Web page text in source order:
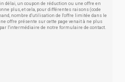
délai, un coupon de réduction ou une offre en
plus, et cela, pour différentes raisons (code
nombre d'utilisation de l'offre limitée dans le
offre présente sur cette page venait à ne plus
l'intermédiaire de notre formulaire de contact.